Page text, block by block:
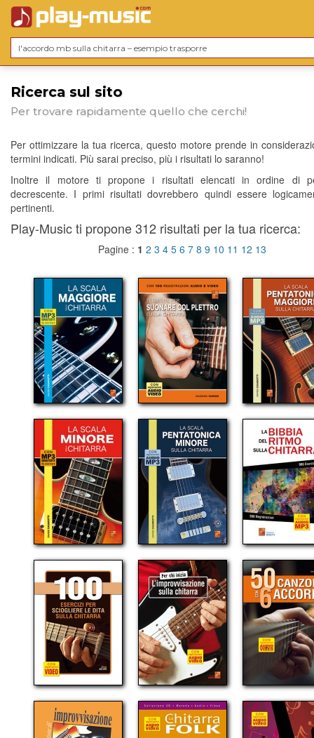
Ricerca sul sito
Per trovare rapidamente quello che cerchi!
Per ottimizzare la tua ricerca, questo motore prende in
termini indicati. Più sarai preciso, più i risultati lo saranno!
Inoltre il motore ti propone i risultati elencati in ordine di
decrescente. I primi risultati dovrebbero quindi essere
pertinenti.
Play-Music ti propone 312 risultati per la tua ricerca:
Pagine : 1 2 3 4 5 6 7 8 9 10 11 12 13